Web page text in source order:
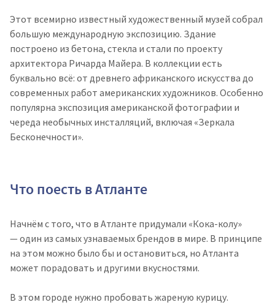
Этот всемирно известный художественный музей собрал
большую международную экспозицию. Здание
построено из бетона, стекла и стали по проекту
архитектора Ричарда Майера. В коллекции есть
буквально всё: от древнего африканского искусства до
современных работ американских художников. Особенно
популярна экспозиция американской фотографии и
череда необычных инсталляций, включая «Зеркала
Бесконечности».
Что поесть в Атланте
Начнём с того, что в Атланте придумали «Кока-колу»
— один из самых узнаваемых брендов в мире. В принципе
на этом можно было бы и остановиться, но Атланта
может порадовать и другими вкусностями.
В этом городе нужно пробовать жареную курицу.